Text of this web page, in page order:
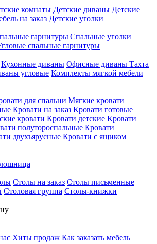
комнаты Детские диваны Детские
на заказ Детские уголки
гарнитуры Спальные уголки
спальные гарнитуры
Кухонные диваны Офисные диваны Тахта
угловые Комплекты мягкой мебели
для спальни Мягкие кровати
Кровати на заказ Кровати готовые
кровати Кровати детские Кровати
полутороспальные Кровати
двухъярусные Кровати с ящиком
Столы на заказ Столы письменные
Столовая группа Столы-книжки
Хиты продаж Как заказать мебель